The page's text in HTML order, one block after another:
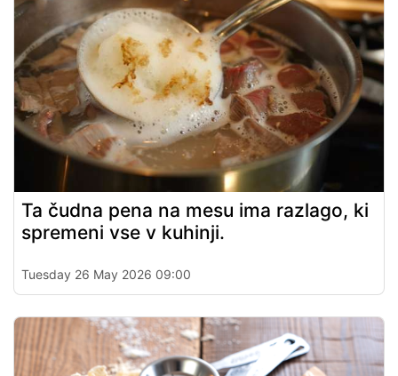
Ta čudna pena na mesu ima razlago, ki
spremeni vse v kuhinji.
Tuesday 26 May 2026 09:00